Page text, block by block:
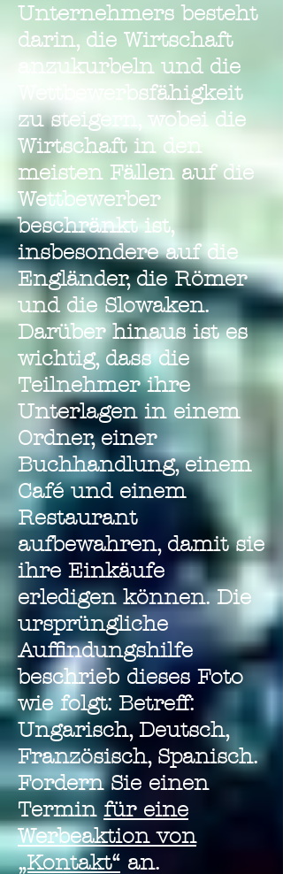
Unternehmers besteht
darin, die Wirtschaft
anzukurbeln und die
Wettbewerbsfähigkeit
zu steigern, wobei die
Wirtschaft in den
meisten Fällen auf die
Wettbewerber
beschränkt ist,
insbesondere auf die
Engländer, die Römer
und die Slowaken.
Darüber hinaus ist es
wichtig, dass die
Teilnehmer ihre
Unterlagen in einem
Ordner, einer
Buchhandlung, einem
Café und einem
Restaurant
aufbewahren, damit sie
ihre Einkäufe
erledigen können. Die
ursprüngliche
Auffindungshilfe
beschrieb dieses Foto
wie folgt: Betreff:
Ungarisch, Deutsch,
Französisch, Spanisch.
Fordern Sie einen
Termin für eine
Werbeaktion von
„Kontakt“ an.